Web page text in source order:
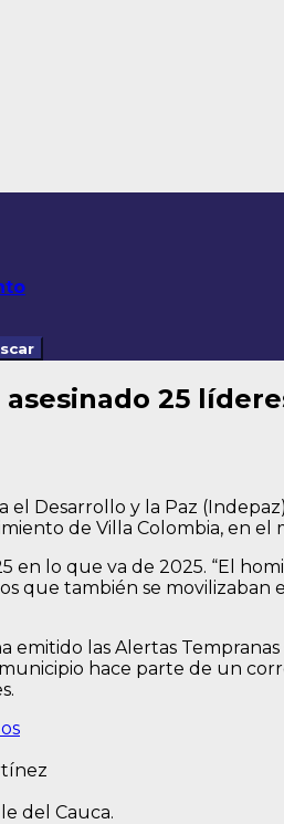
25
el Desarrollo y la Paz
de Villa Colombia, en
en lo que va de 2025. “El
que también se
emitido las Alertas
hace parte de un
del Cauca.